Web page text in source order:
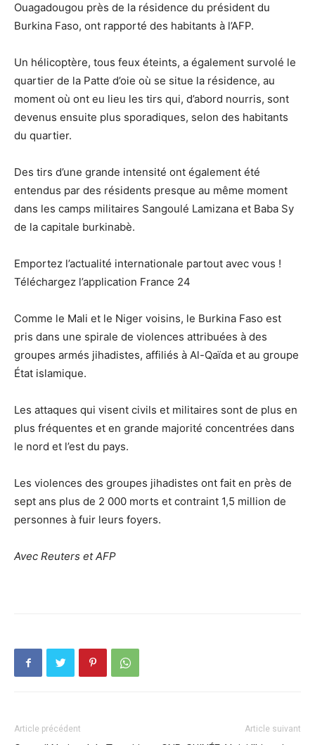
Ouagadougou près de la résidence du président du
Burkina Faso, ont rapporté des habitants à l’AFP.
Un hélicoptère, tous feux éteints, a également survolé le
quartier de la Patte d’oie où se situe la résidence, au
moment où ont eu lieu les tirs qui, d’abord nourris, sont
devenus ensuite plus sporadiques, selon des habitants
du quartier.
Des tirs d’une grande intensité ont également été
entendus par des résidents presque au même moment
dans les camps militaires Sangoulé Lamizana et Baba Sy
de la capitale burkinabè.
Emportez l’actualité internationale partout avec vous !
Téléchargez l’application France 24
Comme le Mali et le Niger voisins, le Burkina Faso est
pris dans une spirale de violences attribuées à des
groupes armés jihadistes, affiliés à Al-Qaïda et au groupe
État islamique.
Les attaques qui visent civils et militaires sont de plus en
plus fréquentes et en grande majorité concentrées dans
le nord et l’est du pays.
Les violences des groupes jihadistes ont fait en près de
sept ans plus de 2 000 morts et contraint 1,5 million de
personnes à fuir leurs foyers.
Avec Reuters et AFP
Article précédent Article suivant